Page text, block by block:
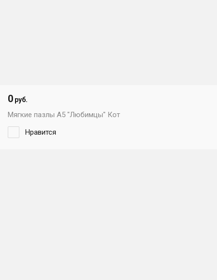
Мягкие пазлы А5 "Любимцы" Кот
0 руб.
Нравится